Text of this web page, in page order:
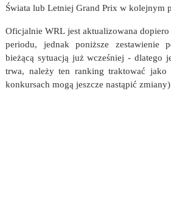
Świata lub Letniej Grand Prix w kolejnym
Oficjalnie WRL jest aktualizowana
periodu, jednak poniższe zestawienie
bieżącą sytuacją już wcześniej - dlatego
trwa, należy ten ranking traktować
konkursach mogą jeszcze nastąpić